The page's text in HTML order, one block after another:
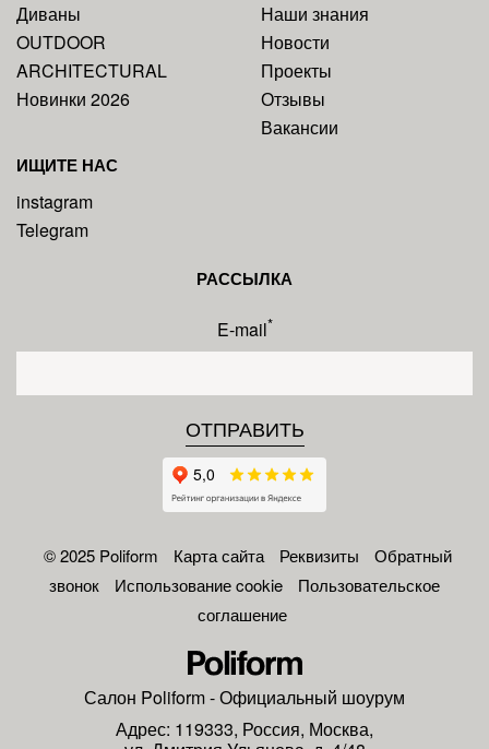
Диваны
OUTDOOR
ARCHITECTURAL
Новинки 2026
Наши знания
Новости
Проекты
Отзывы
Вакансии
ИЩИТЕ НАС
instagram
Telegram
РАССЫЛКА
E-mail*
© 2025 Poliform Карта сайта Реквизиты
Обратный
звонок
Использование cookie
Пользовательское
соглашение
Салон Poliform- Официальный шоурум
Адрес: 119333, Россия, Москва,